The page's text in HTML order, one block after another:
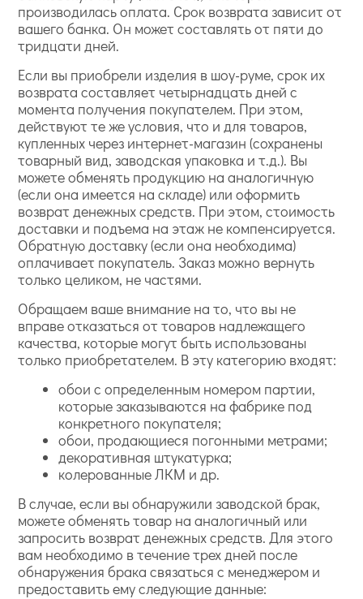
производилась оплата. Срок возврата зависит от
вашего банка. Он может составлять от пяти до
тридцати дней.
Если вы приобрели изделия в шоу-руме, срок их
возврата составляет четырнадцать дней с
момента получения покупателем. При этом,
действуют те же условия, что и для товаров,
купленных через интернет-магазин (сохранены
товарный вид, заводская упаковка и т.д.). Вы
можете обменять продукцию на аналогичную
(если она имеется на складе) или оформить
возврат денежных средств. При этом, стоимость
доставки и подъема на этаж не компенсируется.
Обратную доставку (если она необходима)
оплачивает покупатель. Заказ можно вернуть
только целиком, не частями.
Обращаем ваше внимание на то, что вы не
вправе отказаться от товаров надлежащего
качества, которые могут быть использованы
только приобретателем. В эту категорию входят:
обои с определенным номером партии,
которые заказываются на фабрике под
конкретного покупателя;
обои, продающиеся погонными метрами;
декоративная штукатурка;
колерованные ЛКМ и др.
В случае, если вы обнаружили заводской брак,
можете обменять товар на аналогичный или
запросить возврат денежных средств. Для этого
вам необходимо в течение трех дней после
обнаружения брака связаться с менеджером и
предоставить ему следующие данные: